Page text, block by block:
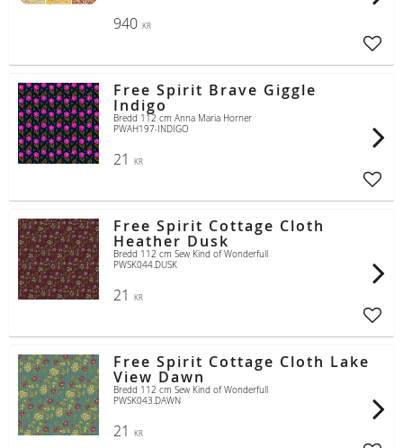
940 KR
Free Spirit Brave Giggle
Indigo
Bredd 112 cm Anna Maria Horner
PWAH197-INDIGO
21 KR
Free Spirit Cottage Cloth
Heather Dusk
Bredd 112 cm Sew Kind of Wonderfull
PWSK044.DUSK
21 KR
Free Spirit Cottage Cloth Lake
View Dawn
Bredd 112 cm Sew Kind of Wonderfull
PWSK043.DAWN
21 KR